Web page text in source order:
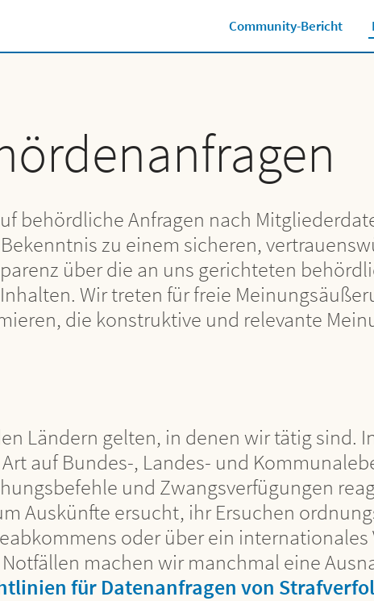
Community-Bericht
behördliche Anfragen nach
zu einem sicheren,
über die an uns gerichteten
Wir treten für freie
die konstruktive und relevante
Ländern gelten, in denen wir tätig sind.
auf Bundes-, Landes- und
und Zwangsverfügungen
Auskünfte ersucht, ihr Ersuchen
oder über ein internationales
machen wir manchmal eine
für Datenanfragen von